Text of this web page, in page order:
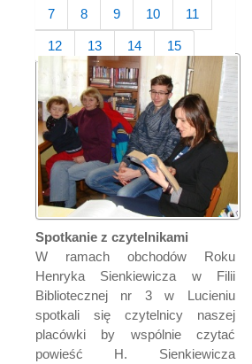
7 8 9 10 11
12 13 14 15
Spotkanie z czytelnikami
W ramach obchodów Roku
Henryka Sienkiewicza w Filii
Bibliotecznej nr 3 w Lucieniu
spotkali się czytelnicy naszej
placówki by wspólnie czytać
powieść H. Sienkiewicza